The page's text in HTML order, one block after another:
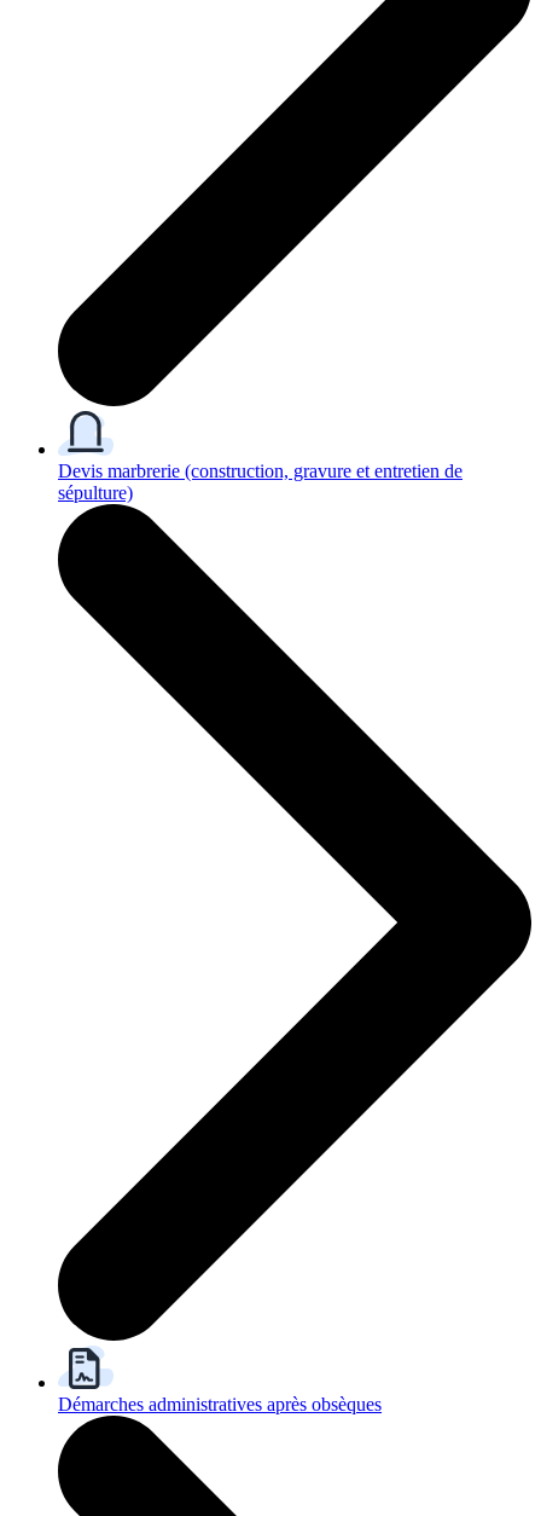
Devis marbrerie (construction, gravure et entretien de
sépulture)
Démarches administratives après obsèques